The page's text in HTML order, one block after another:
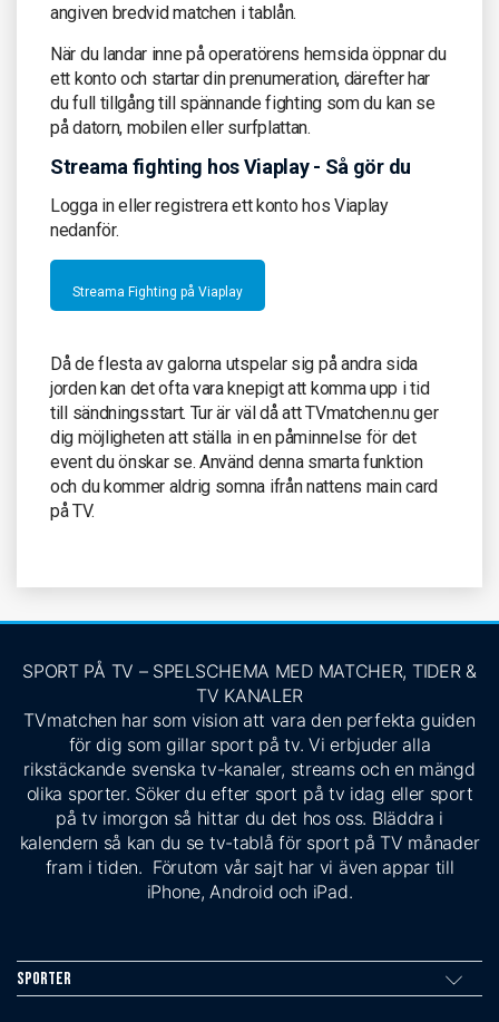
angiven bredvid matchen i tablån.
När du landar inne på operatörens hemsida öppnar du
ett konto och startar din prenumeration, därefter har
du full tillgång till spännande fighting som du kan se
på datorn, mobilen eller surfplattan.
Streama fighting hos Viaplay - Så gör du
Logga in eller registrera ett konto hos Viaplay
nedanför.
Streama Fighting på Viaplay
Då de flesta av galorna utspelar sig på andra sida
jorden kan det ofta vara knepigt att komma upp i tid
till sändningsstart. Tur är väl då att TVmatchen.nu ger
dig möjligheten att ställa in en påminnelse för det
event du önskar se. Använd denna smarta funktion
och du kommer aldrig somna ifrån nattens main card
på TV.
SPORT PÅ TV – SPELSCHEMA MED MATCHER, TIDER &
TV KANALER
TVmatchen har som vision att vara den perfekta guiden
för dig som gillar sport på tv. Vi erbjuder alla
rikstäckande svenska tv-kanaler, streams och en mängd
olika sporter. Söker du efter sport på tv idag eller sport
på tv imorgon så hittar du det hos oss. Bläddra i
kalendern så kan du se tv-tablå för sport på TV månader
fram i tiden. Förutom vår sajt har vi även appar till
iPhone, Android och iPad.
Sporter